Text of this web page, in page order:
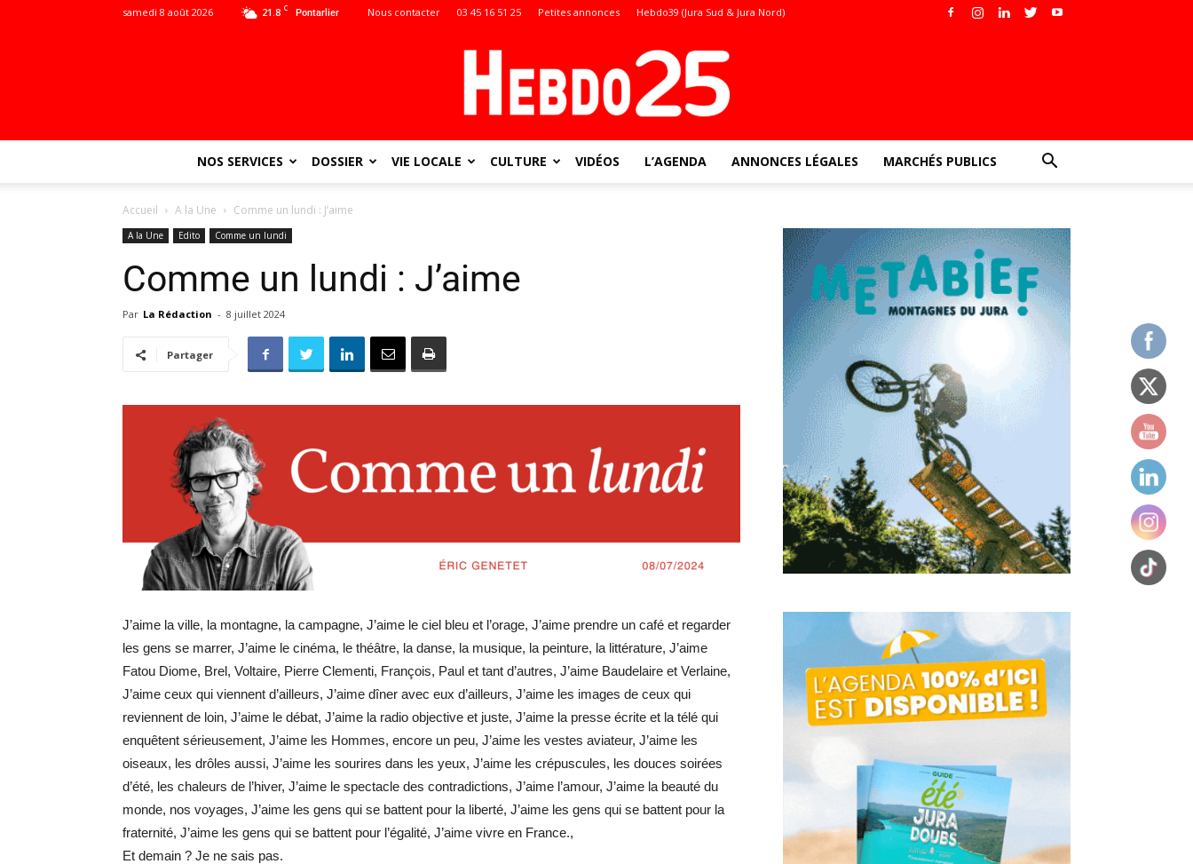
21.8 C Pontarlier
samedi 8 août 2026 Nous contacter 03 45 16 51 25 Petites annonces Hebdo39 (Jura Sud & Jura Nord)
toute
NOS SERVICES DOSSIER VIE LOCALE CULTURE VIDÉOS L’AGENDA ANNONCES LÉGALES MARCHÉS PUBLICS
Accueil A la Une Comme un lundi : J’aime
A la Une Edito Comme un lundi
Comme un lundi : J’aime
Par La Rédaction - 8 juillet 2024
Partager
J’aime la ville, la montagne, la campagne, J’aime le ciel bleu et l’orage, J’aime prendre un café et regarder
les gens se marrer, J’aime le cinéma, le théâtre, la danse, la musique, la peinture, la littérature, J’aime
Fatou Diome, Brel, Voltaire, Pierre Clementi, François, Paul et tant d’autres, J’aime Baudelaire et Verlaine,
J’aime ceux qui viennent d’ailleurs, J’aime dîner avec eux d’ailleurs, J’aime les images de ceux qui
reviennent de loin, J’aime le débat, J’aime la radio objective et juste, J’aime la presse écrite et la télé qui
enquêtent sérieusement, J’aime les Hommes, encore un peu, J’aime les vestes aviateur, J’aime les
oiseaux, les drôles aussi, J’aime les sourires dans les yeux, J’aime les crépuscules, les douces soirées
d’été, les chaleurs de l’hiver, J’aime le spectacle des contradictions, J’aime l’amour, J’aime la beauté du
monde, nos voyages, J’aime les gens qui se battent pour la liberté, J’aime les gens qui se battent pour la
fraternité, J’aime les gens qui se battent pour l’égalité, J’aime vivre en France.,
Et demain ? Je ne sais pas.